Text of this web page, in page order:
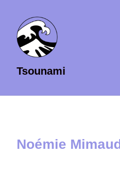
Tsounami
Noémie Mimaud